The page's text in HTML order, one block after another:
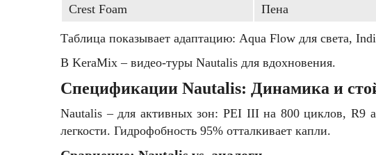
Crest Foam
Пена
Таблица показывает адаптацию: Aqua Flow для света,
В KeraMix – видео-туры Nautalis для вдохновения.
Спецификации Nautalis: Динамика и
Nautalis – для активных зон: PEI III на 800 циклов, R9
легкости. Гидрофобность 95% отталкивает капли.